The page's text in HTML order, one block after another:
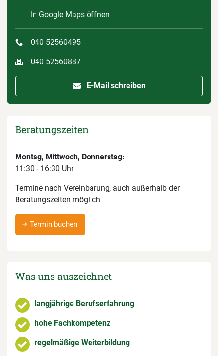
In Google Maps öffnen
040 52560495
040 52560887
E-Mail schreiben
Beratungszeiten
Montag, Mittwoch, Donnerstag:
11:30 - 16:30 Uhr
Termine nach Vereinbarung, auch außerhalb der
Beratungszeiten möglich
Termin buchen
Was uns auszeichnet
langjährige Berufserfahrung
hohe Fachkompetenz
regelmäßige Weiterbildung